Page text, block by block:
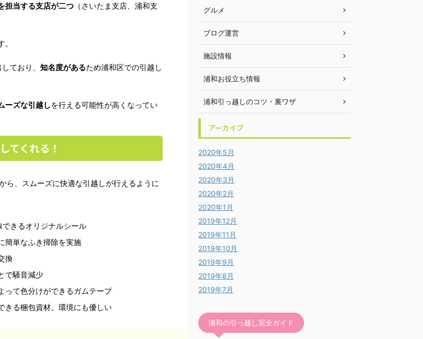
担当する支店が二つ （さいたま支店、浦和支
ており、 知名度があるため浦和区での引越し
ーズな引越しを行える可能性が高くなってい
てくれる！
ら、スムーズに快適な引越しが行えるように
きるオリジナルシール
簡単なふき掃除を実施
換
で騒音減少
って色分けができるガムテープ
きる梱包資材。環境にも優しい
グルメ
ブログ運営
施設情報
浦和お役立ち情報
浦和引っ越しのコツ・裏ワザ
アーカイブ
2020年5月
2020年4月
2020年3月
2020年2月
2020年1月
2019年12月
2019年11月
2019年10月
2019年9月
2019年8月
2019年7月
浦和の引っ越し完全ガイド